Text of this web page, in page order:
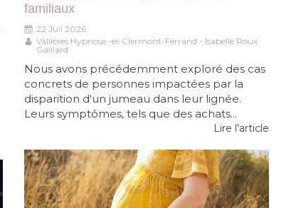
familiaux
22 Juil 2026
Vallières Hypnose -ei-Clermont-Ferrand - Isabelle Roux
Gaillard
Nous avons précédemment exploré des cas
concrets de personnes impactées par la
disparition d'un jumeau dans leur lignée.
Leurs symptômes, tels que des achats...
Lire l'article